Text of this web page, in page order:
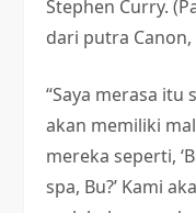
Stephen Curry.
dari putra Canon,
“Saya merasa itu
akan memiliki
mereka seperti,
spa, Bu?’ Kami